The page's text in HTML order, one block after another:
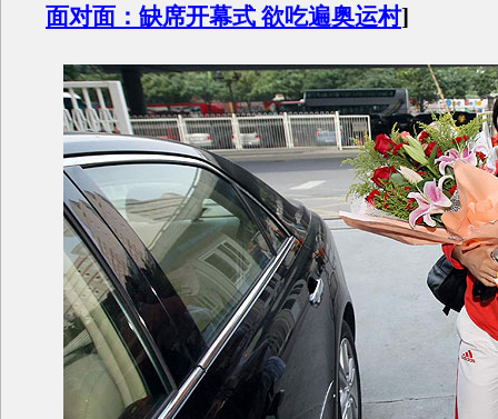
面对面：缺席开幕式 欲吃遍奥运村]